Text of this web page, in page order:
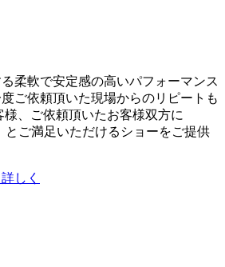
柔軟で安定感の高いパフォーマンス
ご依頼頂いた現場からのリピートも
とご満足いただけるショーをご提供
しく